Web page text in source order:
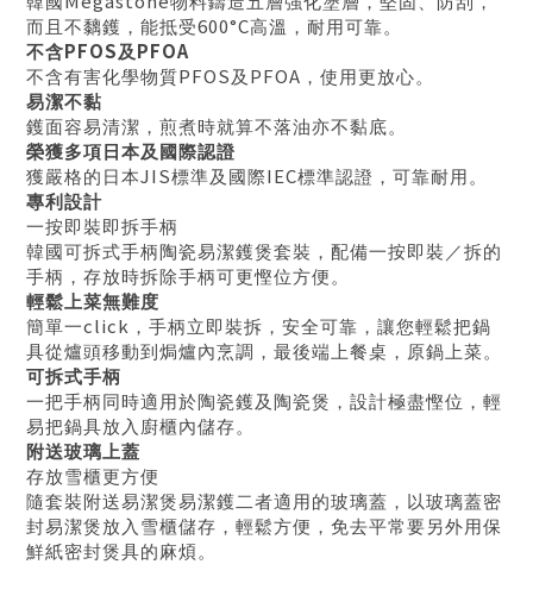
而且不黐鑊，能抵受600°C高溫，耐用可靠。
不含PFOS及 PFOA
不含有害化學物質PFOS 及 PFOA ，使用更放心。
易潔不黏
鑊面容易清潔，煎煮時就算不落油亦不黏底。
榮獲多項日本及國際認證
獲嚴格的日本JIS標準及國際IEC標準認證，可靠耐用。
專利設計
一按即裝即拆手柄
韓國可拆式手柄陶瓷易潔鑊煲套裝，配備一按即裝／拆的
手柄，存放時拆除手柄可更慳位方便。
輕鬆上菜無難度
簡單一click ，手柄立即裝拆，安全可靠，讓您輕鬆把鍋
具從爐頭移動到焗爐內烹調，最後端上餐桌，原鍋上菜。
可拆式手柄
一把手柄同時適用於陶瓷鑊及陶瓷煲，設計極盡慳位，輕
易把鍋具放入廚櫃內儲存。
附送玻璃上蓋
存放雪櫃更方便
隨套裝附送易潔煲易潔鑊二者適用的玻璃蓋，以玻璃蓋密
封易潔煲放入雪櫃儲存，輕鬆方便，免去平常要另外用保
鮮紙密封煲具的麻煩。